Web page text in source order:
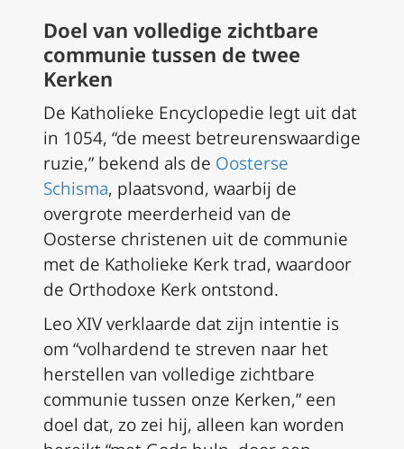
Doel van volledige zichtbare
communie tussen de twee
Kerken
De Katholieke Encyclopedie legt uit dat
in 1054, “de meest betreurenswaardige
ruzie,” bekend als de Oosterse
Schisma, plaatsvond, waarbij de
overgrote meerderheid van de
Oosterse christenen uit de communie
met de Katholieke Kerk trad, waardoor
de Orthodoxe Kerk ontstond.
Leo XIV verklaarde dat zijn intentie is
om “volhardend te streven naar het
herstellen van volledige zichtbare
communie tussen onze Kerken,” een
doel dat, zo zei hij, alleen kan worden